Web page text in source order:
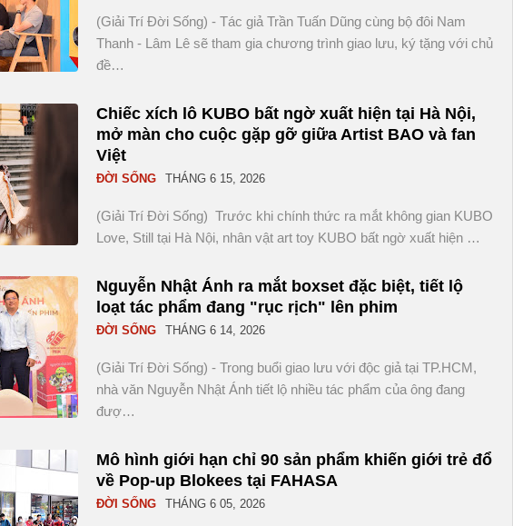
(Giải Trí Đời Sống) - Tác giả Trần Tuấn Dũng cùng bộ đôi Nam
Thanh - Lâm Lê sẽ tham gia chương trình giao lưu, ký tặng với chủ
đề…
Chiếc xích lô KUBO bất ngờ xuất hiện tại Hà Nội,
mở màn cho cuộc gặp gỡ giữa Artist BAO và fan
Việt
ĐỜI SỐNG THÁNG 6 15, 2026
(Giải Trí Đời Sống) Trước khi chính thức ra mắt không gian KUBO
Love, Still tại Hà Nội, nhân vật art toy KUBO bất ngờ xuất hiện …
Nguyễn Nhật Ánh ra mắt boxset đặc biệt, tiết lộ
loạt tác phẩm đang "rục rịch" lên phim
ĐỜI SỐNG THÁNG 6 14, 2026
(Giải Trí Đời Sống) - Trong buổi giao lưu với độc giả tại TP.HCM,
nhà văn Nguyễn Nhật Ánh tiết lộ nhiều tác phẩm của ông đang
đượ…
Mô hình giới hạn chỉ 90 sản phẩm khiến giới trẻ đổ
về Pop-up Blokees tại FAHASA
ĐỜI SỐNG THÁNG 6 05, 2026